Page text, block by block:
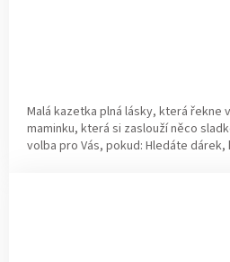
Malá kazetka plná lásky, která řekne
maminku, která si zaslouží něco
volba pro Vás, pokud: Hledáte